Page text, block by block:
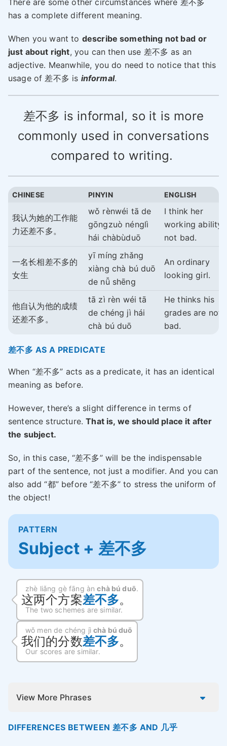
There are some other circumstances where 差不多
has a complete different meaning.
When you want to describe something not bad or
just about right, you can then use 差不多 as an
adjective. Meanwhile, you do need to notice that this
usage of 差不多 is informal.
差不多 is informal, so it is more
commonly used in conversations
compared to writing.
CHINESE PINYIN ENGLISH
我认为她的工作能
力还差不多。
wǒ rènwéi tā de
gōngzuò nénglì
hái chàbùduō
I think her
working ability
not bad.
一名长相差不多的
女生
yī míng zhǎng
xiàng chà bú duō
de nǚ shēng
An ordinary
looking girl.
他自认为他的成绩
还差不多。
tā zì rèn wéi tā
de chéng jì hái
chà bú duō
He thinks his
grades are not
bad.
差不多 AS A PREDICATE
When “差不多” acts as a predicate, it has an identical
meaning as before.
However, there’s a slight difference in terms of
sentence structure.That is, we should place it after
the subject.
So, in this case, “差不多” will be the indispensable
part of the sentence, not just a modifier. And you can
also add “都” before “差不多” to stress the uniform of
the object!
PATTERN
Subject + 差不多
zhè liǎng gè fāng ànchà bú duō.
这两个方案差不多。
The two schemes are similar.
wǒ men de chéng jìchà bú duō
我们的分数差不多。
Our scores are similar.
View More Phrases
DIFFERENCES BETWEEN 差不多 AND 几乎